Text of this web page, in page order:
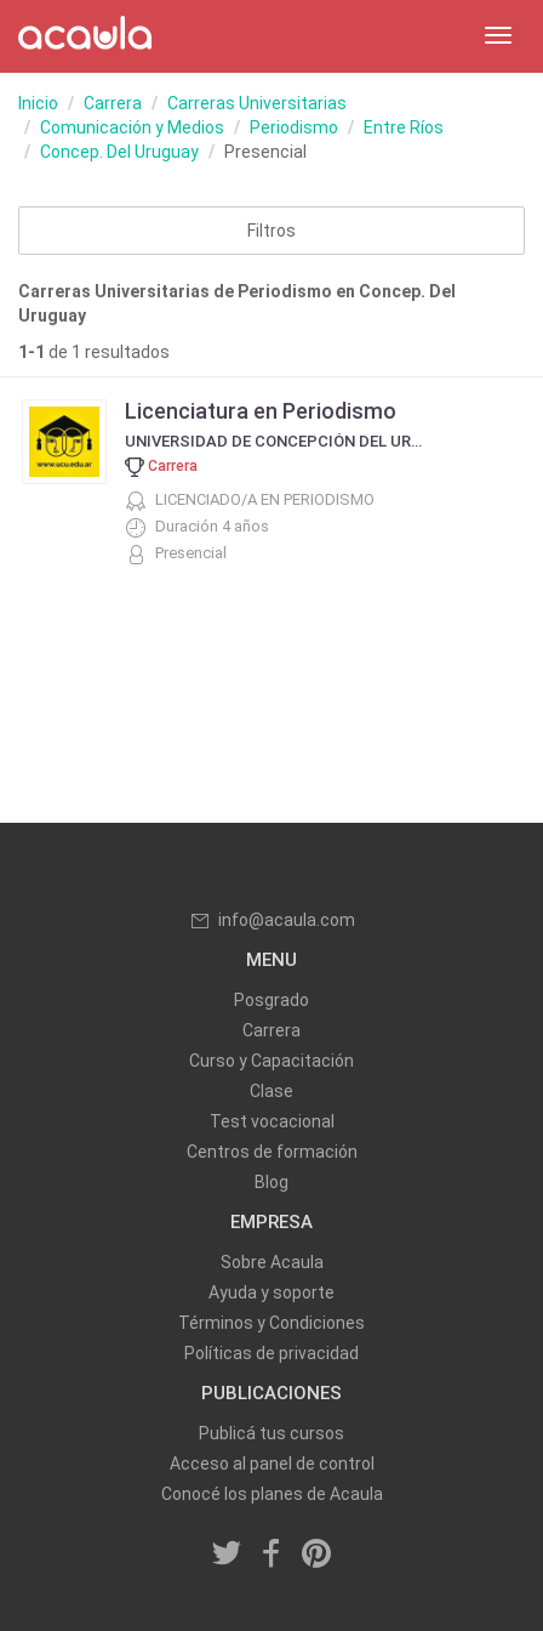
Inicio Carrera
Carreras Universitarias
Comunicación y Medios
Periodismo
Entre Ríos
Concep. Del Uruguay
Presencial
Filtros
Carreras Universitarias de Periodismo en Concep. Del
Uruguay
1-1 de 1 resultados
Licenciatura en Periodismo
UNIVERSIDAD DE CONCEPCIÓN DEL URUGUAY
Carrera
LICENCIADO/A EN PERIODISMO
Duración 4 años
Presencial
info@acaula.com
MENU
Posgrado
Carrera
Curso y Capacitación
Clase
Test vocacional
Centros de formación
Blog
EMPRESA
Sobre Acaula
Ayuda y soporte
Términos y Condiciones
Políticas de privacidad
PUBLICACIONES
Publicá tus cursos
Acceso al panel de control
Conocé los planes de Acaula